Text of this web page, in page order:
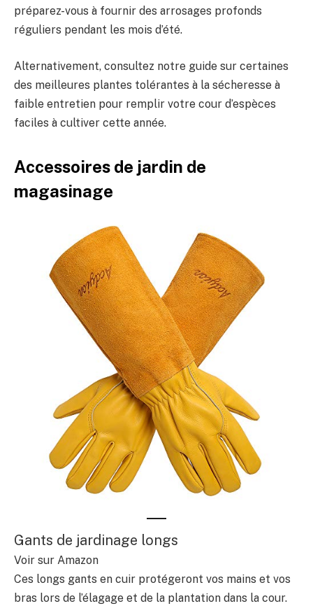
préparez-vous à fournir des arrosages profonds
réguliers pendant les mois d’été.
Alternativement, consultez notre guide sur certaines
des meilleures plantes tolérantes à la sécheresse à
faible entretien pour remplir votre cour d’espèces
faciles à cultiver cette année.
Accessoires de jardin de
magasinage
Gants de jardinage longs
Voir sur Amazon
Ces longs gants en cuir protégeront vos mains et vos
bras lors de l’élagage et de la plantation dans la cour.